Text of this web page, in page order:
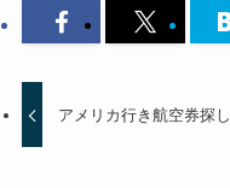
アメリカ行き航空券探し